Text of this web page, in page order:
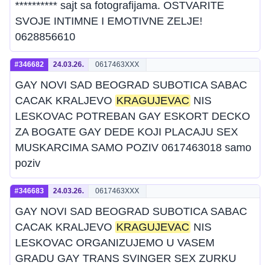
********** sajt sa fotografijama. OSTVARITE
SVOJE INTIMNE I EMOTIVNE ZELJE!
0628856610
#346682 24.03.26. 0617463XXX
GAY NOVI SAD BEOGRAD SUBOTICA SABAC
CACAK KRALJEVO KRAGUJEVAC NIS
LESKOVAC POTREBAN GAY ESKORT DECKO
ZA BOGATE GAY DEDE KOJI PLACAJU SEX
MUSKARCIMA SAMO POZIV 0617463018 samo
poziv
#346683 24.03.26. 0617463XXX
GAY NOVI SAD BEOGRAD SUBOTICA SABAC
CACAK KRALJEVO KRAGUJEVAC NIS
LESKOVAC ORGANIZUJEMO U VASEM
GRADU GAY TRANS SVINGER SEX ZURKU